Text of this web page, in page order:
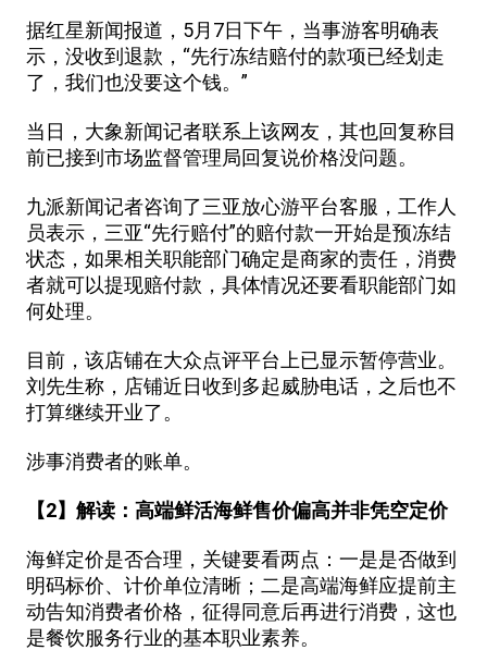
据红星新闻报道，5月7日下午，当事游客明确表
示，没收到退款，“先行冻结赔付的款项已经划走
了，我们也没要这个钱。”
当日，大象新闻记者联系上该网友，其也回复称目
前已接到市场监督管理局回复说价格没问题。
九派新闻记者咨询了三亚放心游平台客服，工作人
员表示，三亚“先行赔付”的赔付款一开始是预冻结
状态，如果相关职能部门确定是商家的责任，消费
者就可以提现赔付款，具体情况还要看职能部门如
何处理。
目前，该店铺在大众点评平台上已显示暂停营业。
刘先生称，店铺近日收到多起威胁电话，之后也不
打算继续开业了。
涉事消费者的账单。
【2】解读：高端鲜活海鲜售价偏高并非凭空定价
海鲜定价是否合理，关键要看两点：一是是否做到
明码标价、计价单位清晰；二是高端海鲜应提前主
动告知消费者价格，征得同意后再进行消费，这也
是餐饮服务行业的基本职业素养。